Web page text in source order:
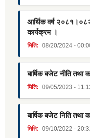
आर्थिक वर्ष २०८१।०८२
कार्यक्रम ।
मिति: 08/20/2024 -
बार्षिक बजेट नीति तथा
मिति: 09/05/2023 -
बार्षिक बजेट निति
मिति: 09/10/2022 -